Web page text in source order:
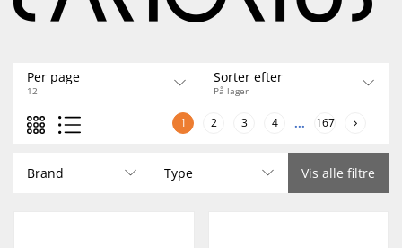
Per page
12
Sorter efter
På lager
1 2 3 4 ... 167
Brand Type Vis alle filtre